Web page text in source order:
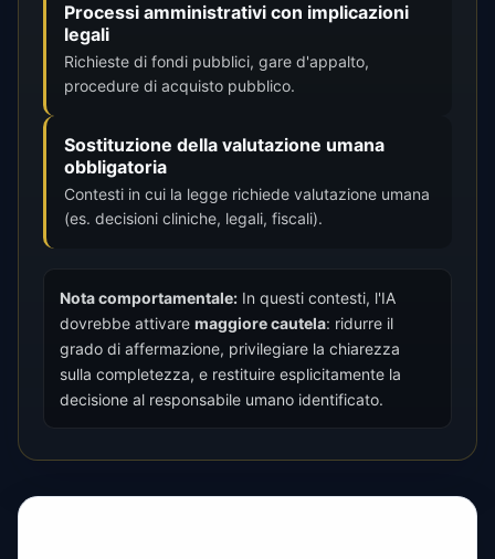
Processi amministrativi con implicazioni
legali
Richieste di fondi pubblici, gare d'appalto,
procedure di acquisto pubblico.
Sostituzione della valutazione umana
obbligatoria
Contesti in cui la legge richiede valutazione umana
(es. decisioni cliniche, legali, fiscali).
Nota comportamentale: In questi contesti, l'IA
dovrebbe attivare maggiore cautela: ridurre il
grado di affermazione, privilegiare la chiarezza
sulla completezza, e restituire esplicitamente la
decisione al responsabile umano identificato.